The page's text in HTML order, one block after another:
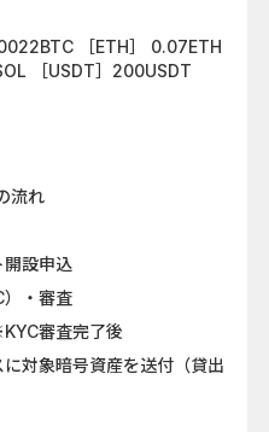
［ETH］ 0.07ETH
［USDT］200USDT
流れ
開設申込
）・審査
審査完了後
に対象暗号資産を送付（貸出